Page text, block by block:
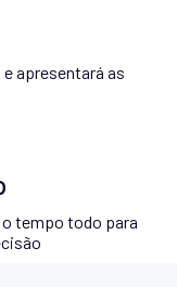
apresentará as
tempo todo para